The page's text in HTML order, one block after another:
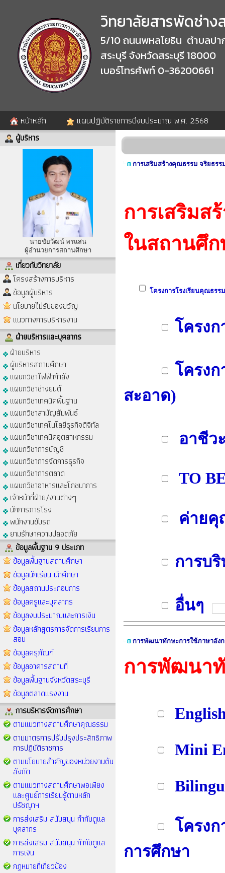
วิทยาลัยสารพัดช่าง
5/10 ถนนพหลโยธิน ตำบลปา
สระบุรี จังหวัดสระบุรี 18000
เบอร์โทรศัพท์ 0-36200661
หน้าหลัก แผนปฏิบัติราชการปีงบประมาณ พ.ศ. 2568
ผู้บริหาร
นายชัยวัฒน์ พรแสน
ผู้อำนวยการสถานศึกษา
เกี่ยวกับวิทยาลัย
โครงสร้างการบริหาร
ข้อมูลผู้บริหาร
นโยบายไม่รับของขวัญ
แนวทางการบริหารงาน
ฝ่ายบริหารและบุคลากร
ฝ่ายบริหาร
ผู้บริหารสถานศึกษา
แผนกวิชาไฟฟ้ากำลัง
แผนกวิชาช่างยนต์
แผนกวิชาเทคนิคพื้นฐาน
แผนกวิชาสามัญสัมพันธ์
แผนกวิชาเทคโนโลยีธุรกิจดิจิทัล
แผนกวิชาเทคนิคอุตสาหกรรม
แผนกวิชาการบัญชี
แผนกวิชาการจัดการธุรกิจ
แผนกวิชาการตลาด
แผนกวิชาอาหารและโภชนาการ
เจ้าหน้าที่ฝ่าย/งานต่างๆ
นักการภารโรง
พนักงานขับรถ
ยามรักษาความปลอดภัย
ข้อมูลพื้นฐาน 9 ประเภท
ข้อมูลพื้นฐานสถานศึกษา
ข้อมูลนักเรียน นักศึกษา
ข้อมูลสถานประกอบการ
ข้อมูลครูและบุคลากร
ข้อมูลงบประมาณและการเงิน
ข้อมูลหลักสูตรการจัดการเรียนการ
สอน
ข้อมูลครุภัณฑ์
ข้อมูลอาคารสถานที่
ข้อมูลพื้นฐานจังหวัดสระบุรี
ข้อมูลตลาดแรงงาน
การบริหารจัดการศึกษา
ตามแนวทางสถานศึกษาคุณธรรม
ตามมาตรการปรับปรุงประสิทธิภาพ
การปฏิบัติราชการ
ตามนโยบายสำคัญของหน่วยงานต้น
สังกัด
ตามแนวทางสถานศึกษาพอเพียง
และศูนย์การเรียนรู้ตามหลัก
ปรัชญาฯ
การส่งเสริม สนับสนุน กำกับดูแล
บุคลากร
การส่งเสริม สนับสนุน กำกับดูแล
การเงิน
กฏหมายที่เกี่ยวข้อง
การเสริมสร้างคุณธรรม จริยธร
การเสริม
ในสถานศึก
โครงการโรงเรียนคุณธรร
โครง
โครง
สะอาด)
อาชีว
TO
ค่ายคุ
การบ
อื่นๆ
การพัฒนาทักษะการใช้ภาษาอัง
การพัฒนา
Mini
โครง
การศึกษา